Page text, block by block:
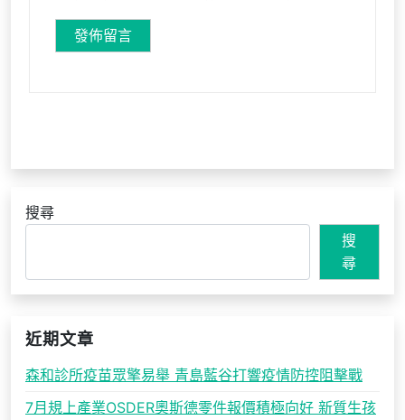
搜尋
搜
尋
近期文章
森和診所疫苗眾擎易舉 青島藍谷打響疫情防控阻擊戰
7月規上產業OSDER奧斯德零件報價積極向好 新質生孩